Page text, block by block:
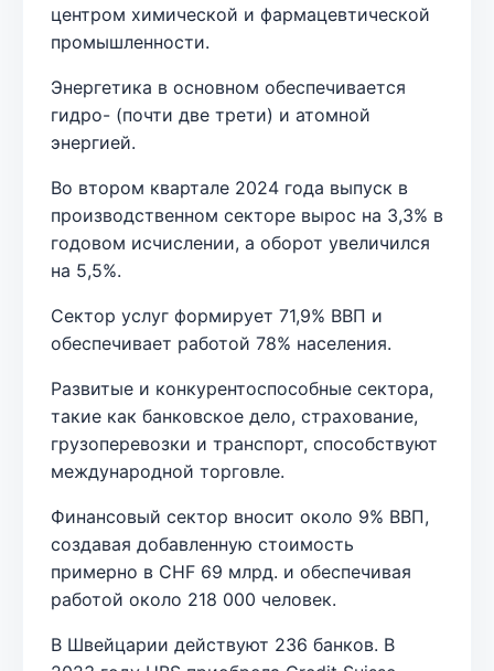
центром химической и фармацевтической
промышленности.
Энергетика в основном обеспечивается
гидро- (почти две трети) и атомной
энергией.
Во втором квартале 2024 года выпуск в
производственном секторе вырос на 3,3% в
годовом исчислении, а оборот увеличился
на 5,5%.
Сектор услуг формирует 71,9% ВВП и
обеспечивает работой 78% населения.
Развитые и конкурентоспособные сектора,
такие как банковское дело, страхование,
грузоперевозки и транспорт, способствуют
международной торговле.
Финансовый сектор вносит около 9% ВВП,
создавая добавленную стоимость
примерно в CHF 69 млрд. и обеспечивая
работой около 218 000 человек.
В Швейцарии действуют 236 банков. В